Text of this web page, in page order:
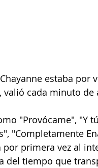
estaba por
cada minuto de
"Provócame", "Y
"Completamente
por primera vez al
del tiempo que